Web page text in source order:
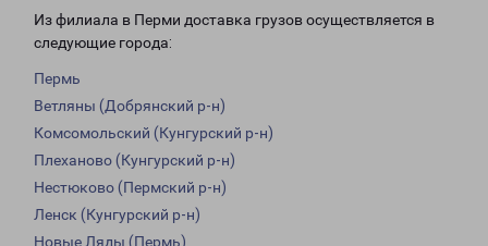
Из филиала в Перми доставка грузов осуществляется в
следующие города:
Пермь
Ветляны (Добрянский р-н)
Комсомольский (Кунгурский р-н)
Плеханово (Кунгурский р-н)
Нестюково (Пермский р-н)
Ленск (Кунгурский р-н)
Новые Ляды (Пермь)